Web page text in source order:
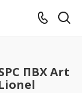
ПВХ Art